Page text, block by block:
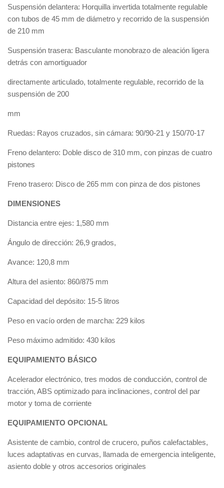
Suspensión delantera: Horquilla invertida totalmente regulable
con tubos de 45 mm de diámetro y recorrido de la suspensión
de 210 mm
Suspensión trasera: Basculante monobrazo de aleación ligera
detrás con amortiguador
directamente articulado, totalmente regulable, recorrido de la
suspensión de 200
mm
Ruedas: Rayos cruzados, sin cámara: 90/90-21 y 150/70-17
Freno delantero: Doble disco de 310 mm, con pinzas de cuatro
pistones
Freno trasero: Disco de 265 mm con pinza de dos pistones
DIMENSIONES
Distancia entre ejes: 1,580 mm
Ángulo de dirección: 26,9 grados,
Avance: 120,8 mm
Altura del asiento: 860/875 mm
Capacidad del depósito: 15-5 litros
Peso en vacío orden de marcha: 229 kilos
Peso máximo admitido: 430 kilos
EQUIPAMIENTO BÁSICO
Acelerador electrónico, tres modos de conducción, control de
tracción, ABS optimizado para inclinaciones, control del par
motor y toma de corriente
EQUIPAMIENTO OPCIONAL
Asistente de cambio, control de crucero, puños calefactables,
luces adaptativas en curvas, llamada de emergencia inteligente,
asiento doble y otros accesorios originales